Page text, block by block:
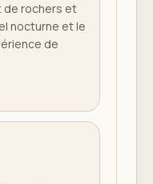
de rochers et
nocturne et le
de